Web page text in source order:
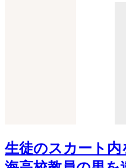
生徒のスカート